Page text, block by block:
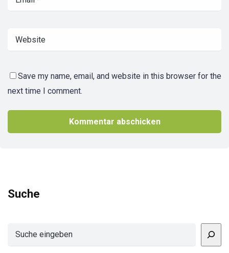
Save my name, email, and website in this browser for the
next time I comment.
Suche